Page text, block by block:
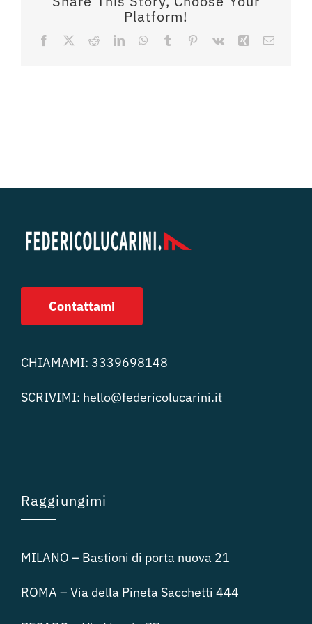
Platform!
Facebook RedditLinkedInWhatsApp
Tumblr Pinterest
Vk Xing Email
Contattami
CHIAMAMI: 3339698148
SCRIVIMI: hello@federicolucarini.it
Raggiungimi
MILANO – Bastioni di porta nuova 21
ROMA – Via della Pineta Sacchetti 444